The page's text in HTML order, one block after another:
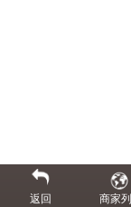
返回 商家